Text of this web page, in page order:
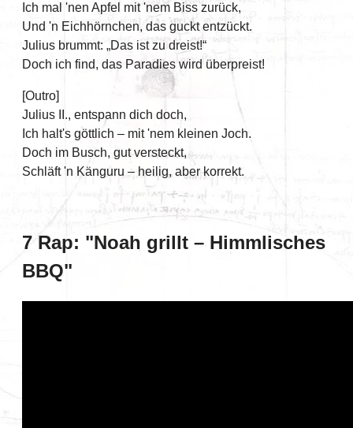
Ich mal 'nen Apfel mit 'nem Biss zurück,
Und 'n Eichhörnchen, das guckt entzückt.
Julius brummt: „Das ist zu dreist!“
Doch ich find, das Paradies wird überpreist!
[Outro]
Julius II., entspann dich doch,
Ich halt's göttlich – mit 'nem kleinen Joch.
Doch im Busch, gut versteckt,
Schläft 'n Känguru – heilig, aber korrekt.
7 Rap: "Noah grillt – Himmlisches
BBQ"